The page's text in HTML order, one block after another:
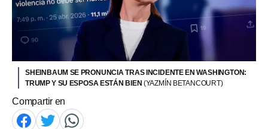
SHEINBAUM SE PRONUNCIA TRAS INCIDENTE EN WASHINGTON:
TRUMP Y SU ESPOSA ESTÁN BIEN (YAZMÍN BETANCOURT)
Compartir en